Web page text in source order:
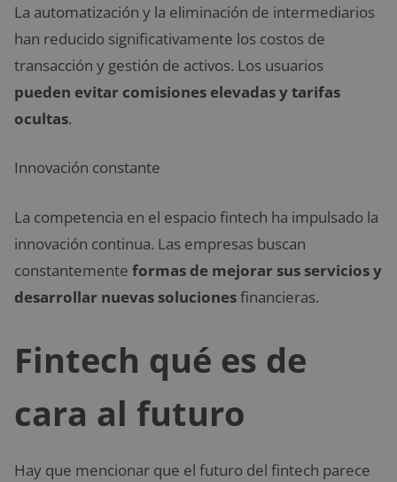
La automatización y la eliminación de intermediarios
han reducido significativamente los costos de
transacción y gestión de activos. Los usuarios
pueden evitar comisiones elevadas y tarifas
ocultas.
Innovación constante
La competencia en el espacio fintech ha impulsado la
innovación continua. Las empresas buscan
constantemente formas de mejorar sus servicios y
desarrollar nuevas solucionesfinancieras.
Fintech qué es de
cara al futuro
Hay que mencionar que el futuro del fintech parece